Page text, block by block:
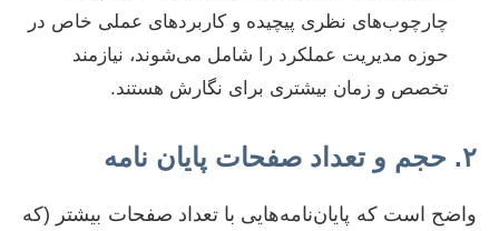
چارچوب‌های نظری پیچیده و کاربردهای عملی خاص در
حوزه مدیریت عملکرد را شامل می‌شوند، نیازمند
تخصص و زمان بیشتری برای نگارش هستند.
۲. حجم و تعداد صفحات پایان نامه
واضح است که پایان‌نامه‌هایی با تعداد صفحات بیشتر (که